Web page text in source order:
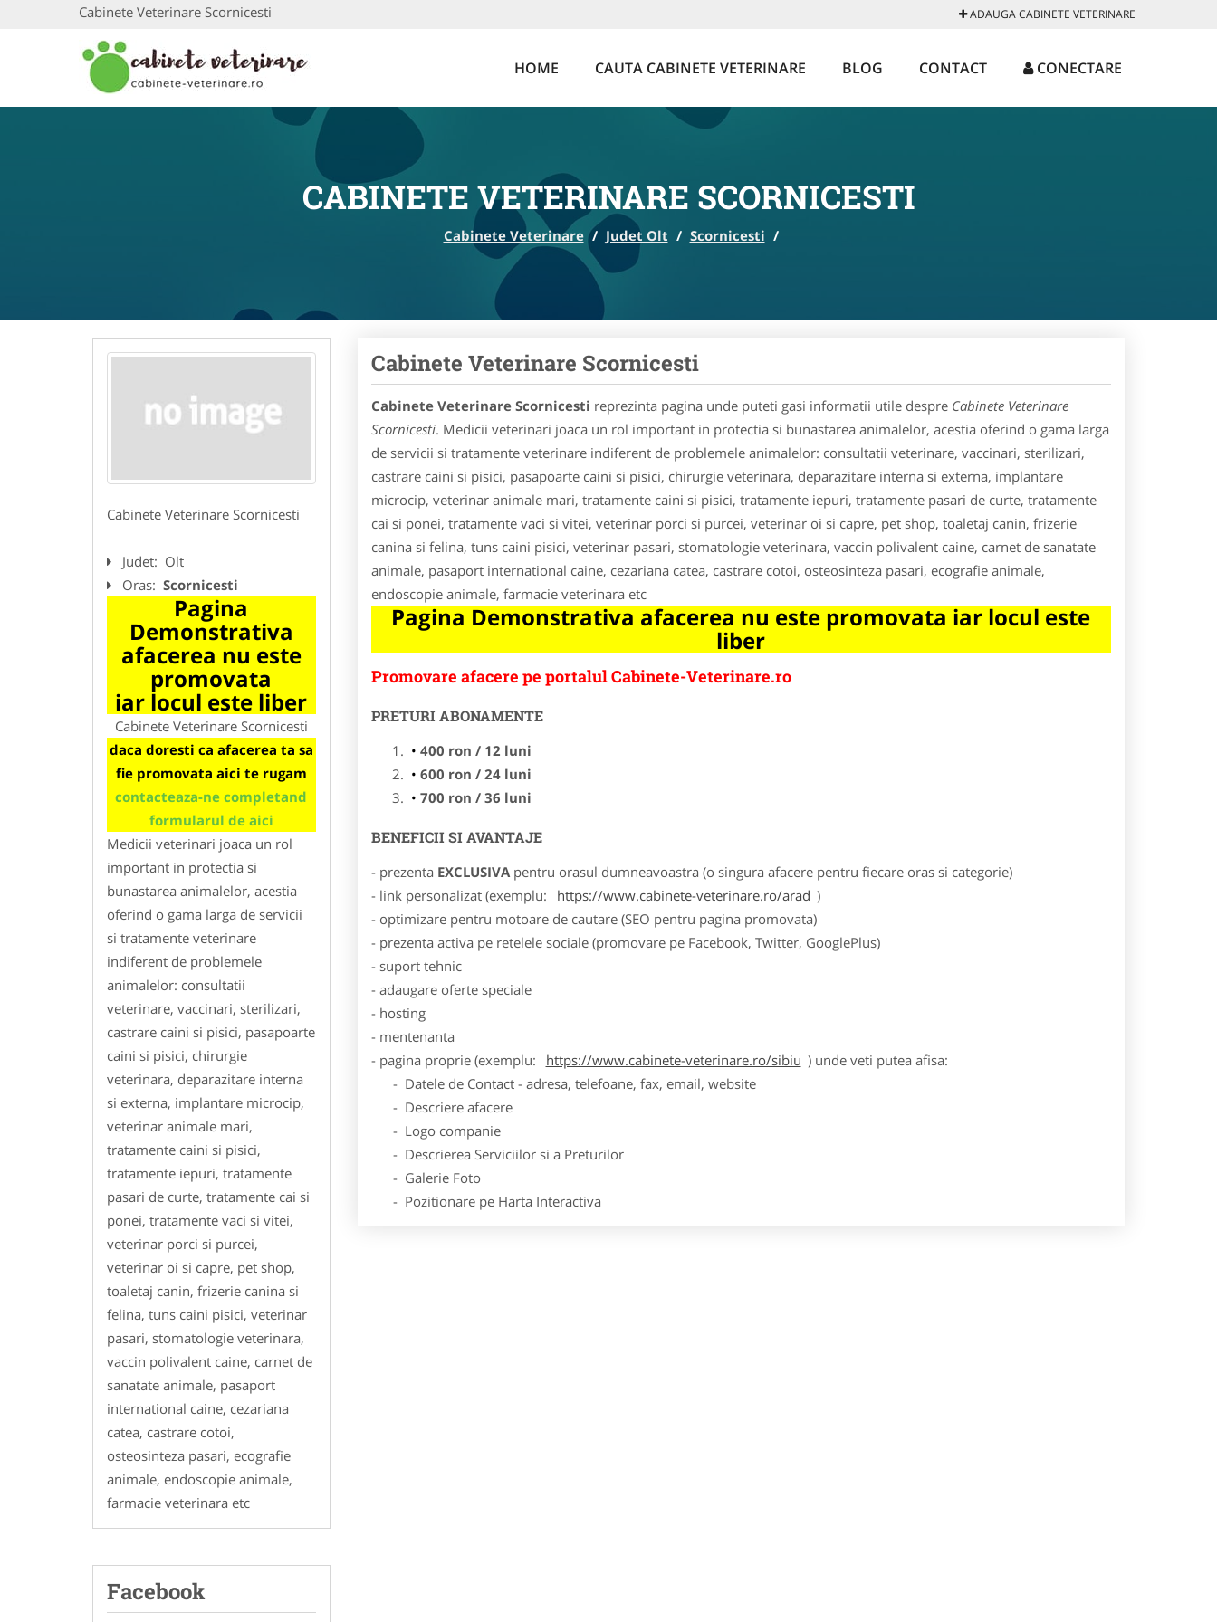
Cabinete Veterinare Scornicesti ADAUGA CABINETE VETERINARE
HOME CAUTA CABINETE VETERINARE BLOG CONTACT CONECTARE
CABINETE VETERINARE SCORNICESTI
Cabinete Veterinare / Judet Olt / Scornicesti /
Cabinete Veterinare Scornicesti
Judet: Olt
Oras: Scornicesti
Pagina
Demonstrativa
afacerea nu este
promovata
iar locul este liber
Cabinete Veterinare Scornicesti
daca doresti ca afacerea ta sa
fie promovata aici te rugam
contacteaza-ne completand
formularul de aici
Medicii veterinari joaca un rol
important in protectia si
bunastarea animalelor, acestia
oferind o gama larga de servicii
si tratamente veterinare
indiferent de problemele
animalelor: consultatii
veterinare, vaccinari, sterilizari,
castrare caini si pisici, pasapoarte
caini si pisici, chirurgie
veterinara, deparazitare interna
si externa, implantare microcip,
veterinar animale mari,
tratamente caini si pisici,
tratamente iepuri, tratamente
pasari de curte, tratamente cai si
ponei, tratamente vaci si vitei,
veterinar porci si purcei,
veterinar oi si capre, pet shop,
toaletaj canin, frizerie canina si
felina, tuns caini pisici, veterinar
pasari, stomatologie veterinara,
vaccin polivalent caine, carnet de
sanatate animale, pasaport
international caine, cezariana
catea, castrare cotoi,
osteosinteza pasari, ecografie
animale, endoscopie animale,
farmacie veterinara etc
Facebook
Cabinete Veterinare Scornicesti
Cabinete Veterinare Scornicesti reprezinta pagina unde puteti gasi informatii utile despre Cabinete Veterinare
Scornicesti. Medicii veterinari joaca un rol important in protectia si bunastarea animalelor, acestia oferind o gama larga
de servicii si tratamente veterinare indiferent de problemele animalelor: consultatii veterinare, vaccinari, sterilizari,
castrare caini si pisici, pasapoarte caini si pisici, chirurgie veterinara, deparazitare interna si externa, implantare
microcip, veterinar animale mari, tratamente caini si pisici, tratamente iepuri, tratamente pasari de curte, tratamente
cai si ponei, tratamente vaci si vitei, veterinar porci si purcei, veterinar oi si capre, pet shop, toaletaj canin, frizerie
canina si felina, tuns caini pisici, veterinar pasari, stomatologie veterinara, vaccin polivalent caine, carnet de sanatate
animale, pasaport international caine, cezariana catea, castrare cotoi, osteosinteza pasari, ecografie animale,
endoscopie animale, farmacie veterinara etc
Pagina Demonstrativa afacerea nu este promovata iar locul este
liber
Promovare afacere pe portalul Cabinete-Veterinare.ro
PRETURI ABONAMENTE
400 ron / 12 luni
600 ron / 24 luni
700 ron / 36 luni
BENEFICII SI AVANTAJE
- prezenta EXCLUSIVApentru orasul dumneavoastra (o singura afacere pentru fiecare oras si categorie)
- link personalizat (exemplu:
https://www.cabinete-veterinare.ro/arad )
- optimizare pentru motoare de cautare (SEO pentru pagina promovata)
- prezenta activa pe retelele sociale (promovare pe Facebook, Twitter, GooglePlus)
- suport tehnic
- adaugare oferte speciale
- hosting
- mentenanta
- pagina proprie (exemplu:
https://www.cabinete-veterinare.ro/sibiu ) unde veti putea afisa:
- Datele de Contact - adresa, telefoane, fax, email, website
- Descriere afacere
- Logo companie
- Descrierea Serviciilor si a Preturilor
- Galerie Foto
- Pozitionare pe Harta Interactiva